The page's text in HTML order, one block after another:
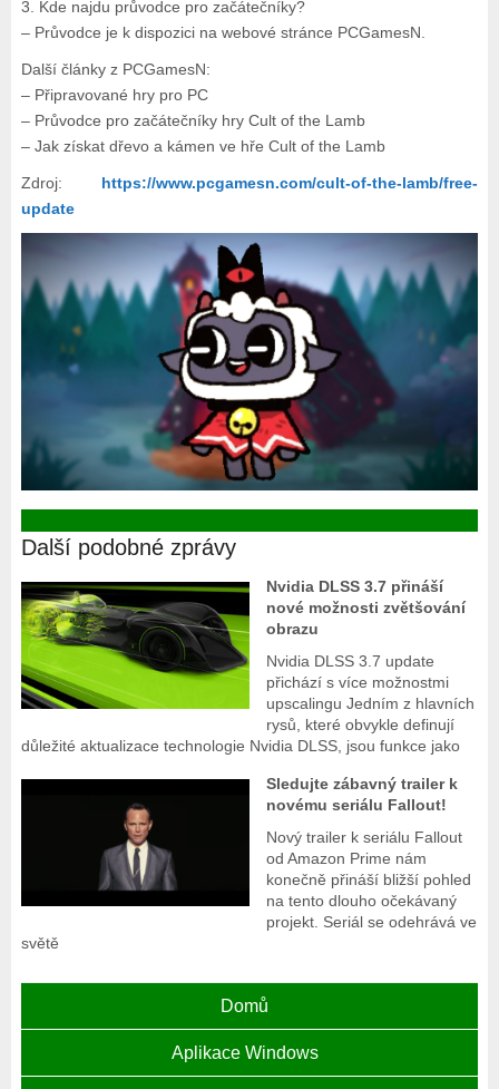
3. Kde najdu průvodce pro začátečníky?
– Průvodce je k dispozici na webové stránce PCGamesN.
Další články z PCGamesN:
– Připravované hry pro PC
– Průvodce pro začátečníky hry Cult of the Lamb
– Jak získat dřevo a kámen ve hře Cult of the Lamb
Zdroj: https://www.pcgamesn.com/cult-of-the-lamb/free-
update
Další podobné zprávy
Nvidia DLSS 3.7 přináší
nové možnosti zvětšování
obrazu
Nvidia DLSS 3.7 update
přichází s více možnostmi
upscalingu Jedním z hlavních
rysů, které obvykle definují
důležité aktualizace technologie Nvidia DLSS, jsou funkce jako
Sledujte zábavný trailer k
novému seriálu Fallout!
Nový trailer k seriálu Fallout
od Amazon Prime nám
konečně přináší bližší pohled
na tento dlouho očekávaný
projekt. Seriál se odehrává ve
světě
Domů
Aplikace Windows